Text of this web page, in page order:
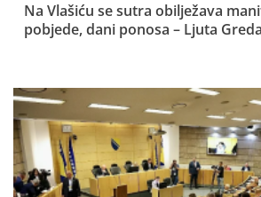
Na Vlašiću se sutra obilježava
pobjede, dani ponosa – Ljuta